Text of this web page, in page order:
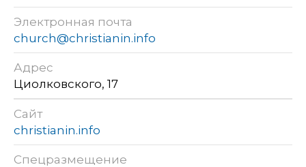
Электронная почта
church@christianin.info
Адрес
Циолковского, 17
Сайт
christianin.info
Спецразмещение